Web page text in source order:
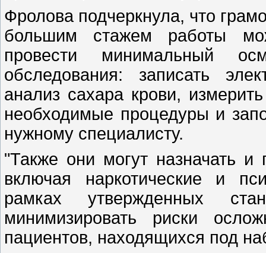
Фролова подчеркнула, что
большим стажем работы
провести минимальный
обследования: записать
анализ сахара крови,
необходимые процедуры и
нужному специалисту.
"Также они могут назначать и
включая наркотические и
рамках утвержденных
минимизировать риски
пациентов, находящихся под